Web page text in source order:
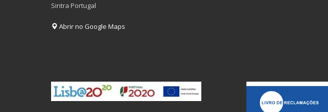
Sintra Portugal
Abrir no Google Maps